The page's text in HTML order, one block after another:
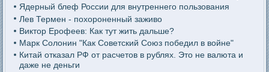
Ядерный блеф России для внутреннего пользования
Лев Термен - похороненный заживо
Виктор Ерофеев: Как тут жить дальше?
Марк Солонин "Как Советский Союз победил в войне"
Китай отказал РФ от расчетов в рублях. Это не валюта и
даже не деньги